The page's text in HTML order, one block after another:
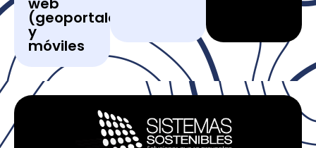
(geoportales)
y
móviles